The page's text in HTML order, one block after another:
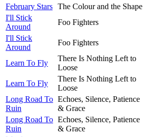
February Stars The Colour and the Shape
I'll Stick
Around
Foo Fighters
I'll Stick
Around
Foo Fighters
Learn To Fly
There Is Nothing Left to
Loose
Learn To Fly
There Is Nothing Left to
Loose
Long Road To
Ruin
Echoes, Silence, Patience
& Grace
Long Road To
Ruin
Echoes, Silence, Patience
& Grace